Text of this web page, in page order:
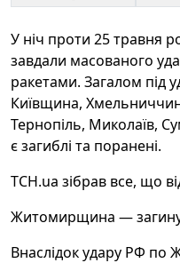
У ніч проти 25 травня
завдали масованого
ракетами. Загалом під
Київщина,
Тернопіль, Миколаїв,
є загиблі та поранені.
ТСН.ua зібрав все, що
Житомирщина —
Внаслідок удару РФ по